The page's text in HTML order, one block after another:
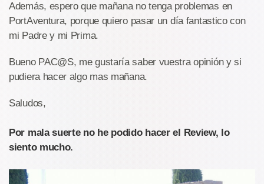
Además, espero que mañana no tenga problemas en
PortAventura, porque quiero pasar un día fantastico con
mi Padre y mi Prima.
Bueno PAC@S, me gustaría saber vuestra opinión y si
pudiera hacer algo mas mañana.
Saludos,
Por mala suerte no he podido hacer el Review, lo
siento mucho.